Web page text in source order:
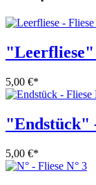
"Leerfliese"
5,00 €*
"Endstück"
5,00 €*